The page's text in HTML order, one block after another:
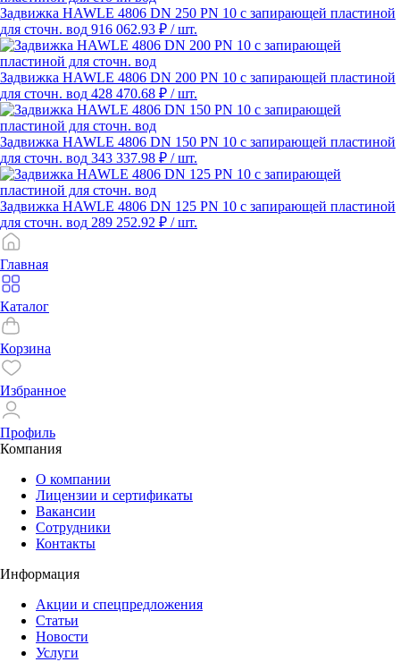
Задвижка HAWLE 4806 DN 250 PN 10 с запирающей пластиной
для сточн. вод 916 062.93 ₽ / шт.
Задвижка HAWLE 4806 DN 200 PN 10 с запирающей пластиной
для сточн. вод 428 470.68 ₽ / шт.
Задвижка HAWLE 4806 DN 150 PN 10 с запирающей пластиной
для сточн. вод 343 337.98 ₽ / шт.
Задвижка HAWLE 4806 DN 125 PN 10 с запирающей пластиной
для сточн. вод 289 252.92 ₽ / шт.
Главная
Каталог
Корзина
Избранное
Профиль
Компания
О компании
Лицензии и сертификаты
Вакансии
Сотрудники
Контакты
Информация
Акции и спецпредложения
Статьи
Новости
Услуги